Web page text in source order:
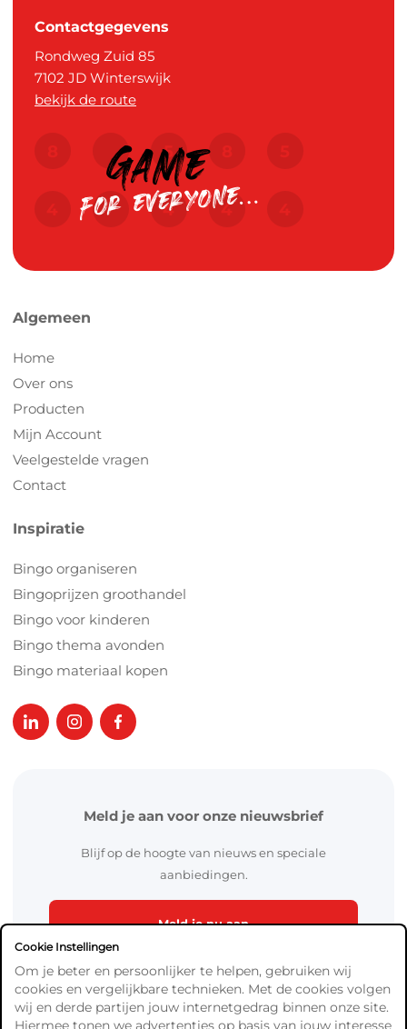
Contactgegevens
Rondweg Zuid 85
7102 JD Winterswijk
bekijk de route
Algemeen
Home
Over ons
Producten
Mijn Account
Veelgestelde vragen
Contact
Inspiratie
Bingo organiseren
Bingoprijzen groothandel
Bingo voor kinderen
Bingo thema avonden
Bingo materiaal kopen
Meld je aan voor onze nieuwsbrief
Blijf op de hoogte van nieuws en speciale
aanbiedingen.
Meld je nu aan
Cookie Instellingen
Om je beter en persoonlijker te helpen, gebruiken wij
cookies en vergelijkbare technieken. Met de cookies volgen
wij en derde partijen jouw internetgedrag binnen onze site.
Hiermee tonen we advertenties op basis van jouw interesse